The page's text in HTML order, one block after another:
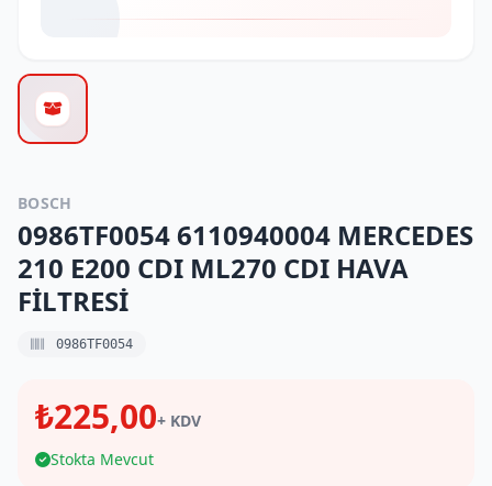
BOSCH
0986TF0054 6110940004 MERCEDES
210 E200 CDI ML270 CDI HAVA
FİLTRESİ
0986TF0054
₺225,00+ KDV
Stokta Mevcut